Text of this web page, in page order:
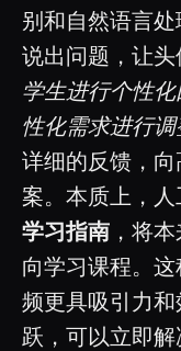
别和自然语言
说出问题，让
学生进行个性
性化需求进行调
详细的反馈，
案。本质上，
学习指南 ，将
向学习课程。这
频更具吸引力
跃，可以立即解